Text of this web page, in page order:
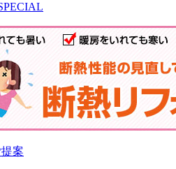
案